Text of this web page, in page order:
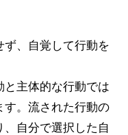
、自覚して行動を
と主体的な行動では
す。流された行動の
自分で選択した自